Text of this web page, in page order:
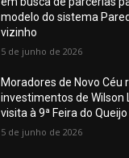
modelo do sistema
vizinho
5 de junho de 2026
Moradores de Novo Céu
investimentos de Wilson
visita à 9ª Feira do Queijo
5 de junho de 2026